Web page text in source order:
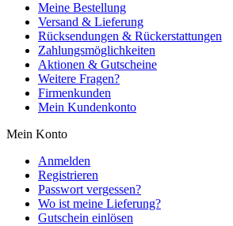
Meine Bestellung
Versand & Lieferung
Rücksendungen & Rückerstattungen
Zahlungsmöglichkeiten
Aktionen & Gutscheine
Weitere Fragen?
Firmenkunden
Mein Kundenkonto
Mein Konto
Anmelden
Registrieren
Passwort vergessen?
Wo ist meine Lieferung?
Gutschein einlösen